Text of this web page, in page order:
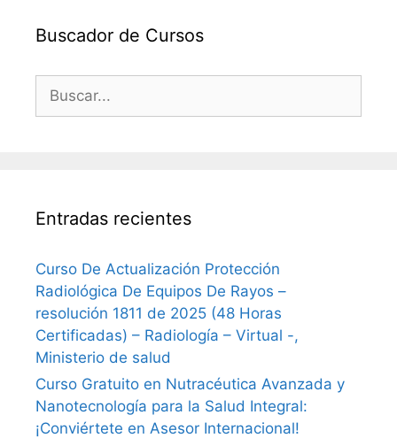
Buscador de Cursos
Entradas recientes
Curso De Actualización Protección
Radiológica De Equipos De Rayos –
resolución 1811 de 2025 (48 Horas
Certificadas) – Radiología – Virtual -,
Ministerio de salud
Curso Gratuito en Nutracéutica Avanzada y
Nanotecnología para la Salud Integral:
¡Conviértete en Asesor Internacional!